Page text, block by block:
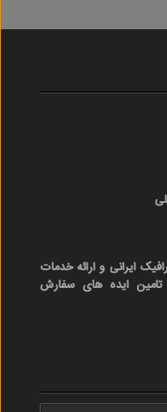
ایرانی و ارائه خدمات
ایده های سفارش